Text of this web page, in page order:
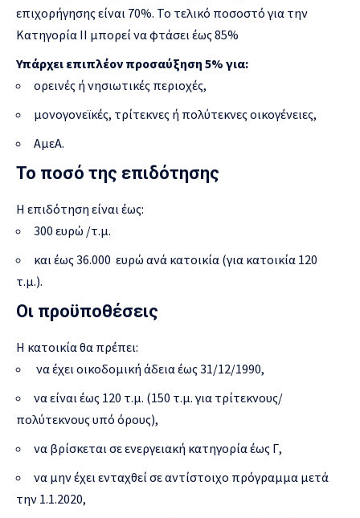
επιχορήγησης είναι 70%. Το τελικό ποσοστό για την
Κατηγορία ΙI μπορεί να φτάσει έως 85%
Υπάρχει επιπλέον προσαύξηση 5% για:
ορεινές ή νησιωτικές περιοχές,
μονογονεϊκές, τρίτεκνες ή πολύτεκνες οικογένειες,
ΑμεΑ.
Το ποσό της επιδότησης
Η επιδότηση είναι έως:
300 ευρώ /τ.μ.
και έως 36.000 ευρώ ανά κατοικία (για κατοικία 120
τ.μ.).
Οι προϋποθέσεις
Η κατοικία θα πρέπει:
να έχει οικοδομική άδεια έως 31/12/1990,
να είναι έως 120 τ.μ. (150 τ.μ. για τρίτεκνους/
πολύτεκνους υπό όρους),
να βρίσκεται σε ενεργειακή κατηγορία έως Γ,
να μην έχει ενταχθεί σε αντίστοιχο πρόγραμμα μετά
την 1.1.2020,